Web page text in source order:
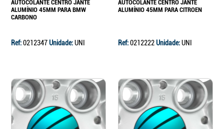
AUTOCOLANTE CENTRO JANTE
ALUMÍNIO 45MM PARA BMW
CARBONO
Ref:0212347Unidade:UNI
AUTOCOLANTE CENTRO JANTE
ALUMÍNIO 45MM PARA CITROEN
Ref:0212222Unidade:UNI